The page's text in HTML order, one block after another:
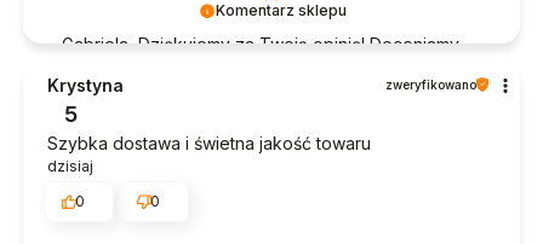
Komentarz sklepu
Gabriela, Dziękujemy za Twoją opinię! Doceniamy
doświadczeniem. Jesteśmy szczęśliwi, że mamy
takich klientów. Z pozdrowieniami, obsługa sklepu.
Krystyna zweryfikowano
5
Szybka dostawa i świetna jakość towaru
dzisiaj
0
0